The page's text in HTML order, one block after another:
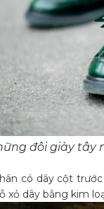
đôi giày tây
có dây cột
xỏ dây bằng kim